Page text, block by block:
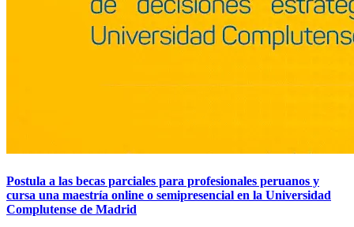
Postula a las becas parciales para profesionales peruanos y
cursa una maestría online o semipresencial en la Universidad
Complutense de Madrid